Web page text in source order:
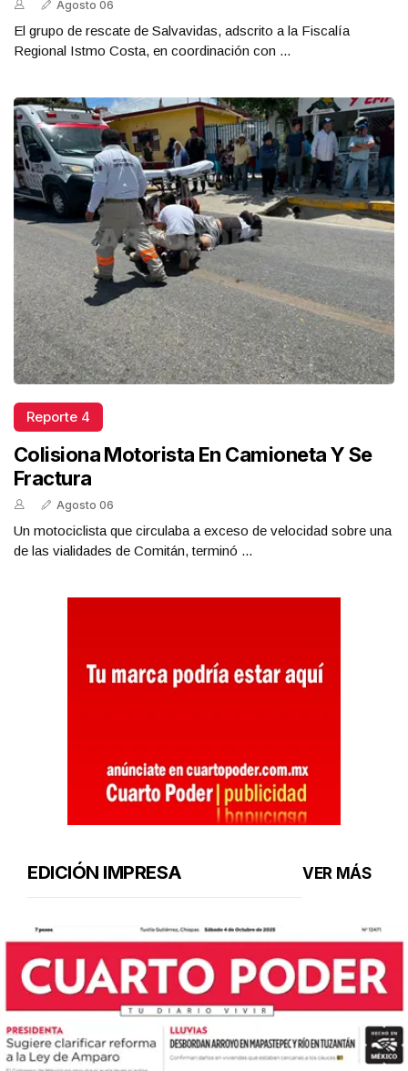
Agosto 06
El grupo de rescate de Salvavidas, adscrito a la Fiscalía
Regional Istmo Costa, en coordinación con ...
Reporte 4
Colisiona Motorista En Camioneta Y Se
Fractura
Agosto 06
Un motociclista que circulaba a exceso de velocidad sobre una
de las vialidades de Comitán, terminó ...
EDICIÓN IMPRESA VER MÁS